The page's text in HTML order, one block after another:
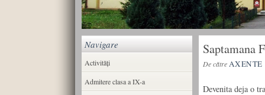
Saptamana
De cătreAXENTE
Devenita deja o
Navigare
Activități
Admitere clasa a IX-a